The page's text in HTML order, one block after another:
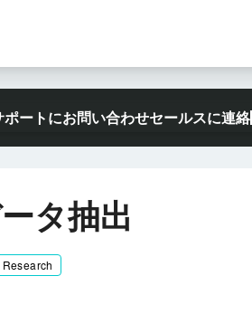
ポートにお問い合わせセールスに連絡
タ抽出